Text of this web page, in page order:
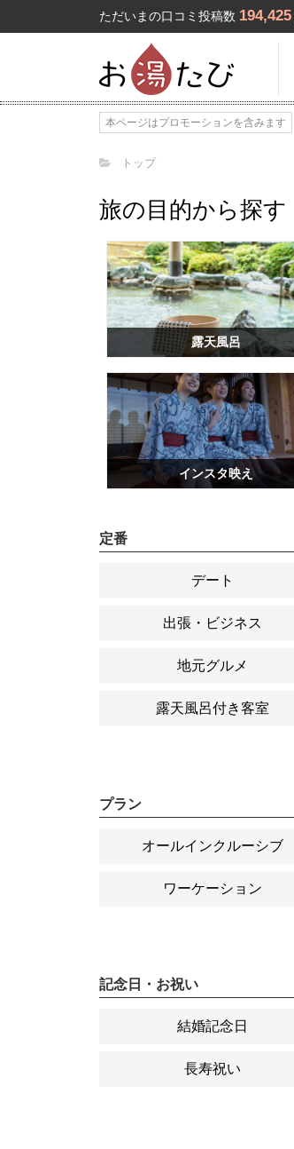
ただいまの口コミ投稿数 194,425
本ページはプロモーションを含みます
トップ
旅の目的から探す
露天風呂
インスタ映え
定番
デート
出張・ビジネス
地元グルメ
露天風呂付き客室
プラン
オールインクルーシブ
ワーケーション
記念日・お祝い
結婚記念日
長寿祝い